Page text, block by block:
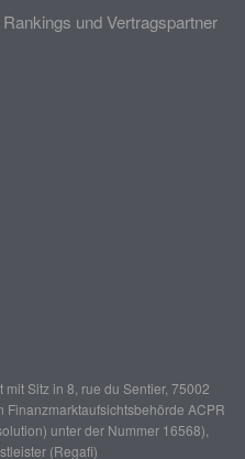
Rankings und Vertragspartner
Sitz in 8, rue du Sentier, 75002
Finanzmarktaufsichtsbehörde ACPR
unter der Nummer 16568),
(Regafi)